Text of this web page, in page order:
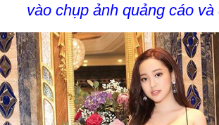
vào chụp ảnh quảng cáo